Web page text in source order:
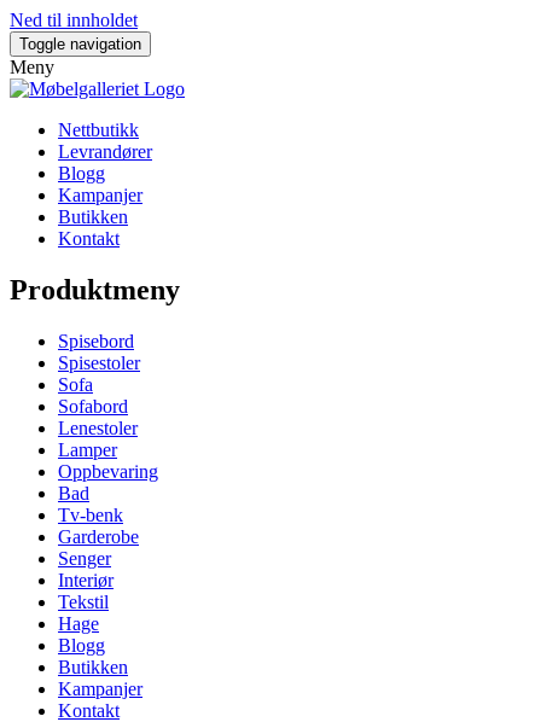
Ned til innholdet
Toggle navigation
Meny
Nettbutikk
Levrandører
Blogg
Kampanjer
Butikken
Kontakt
Produktmeny
Spisebord
Spisestoler
Sofa
Sofabord
Lenestoler
Lamper
Oppbevaring
Bad
Tv-benk
Garderobe
Senger
Interiør
Tekstil
Hage
Blogg
Butikken
Kampanjer
Kontakt